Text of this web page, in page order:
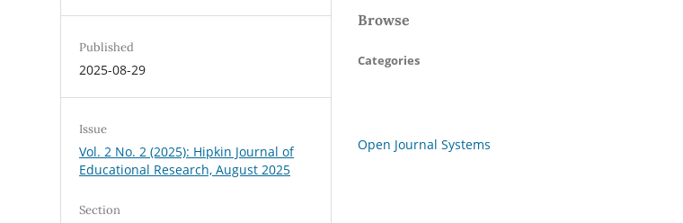
Published
2025-08-29
Issue
Vol. 2 No. 2 (2025): Hipkin Journal of
Educational Research, August 2025
Section
Browse
Categories
Open Journal Systems